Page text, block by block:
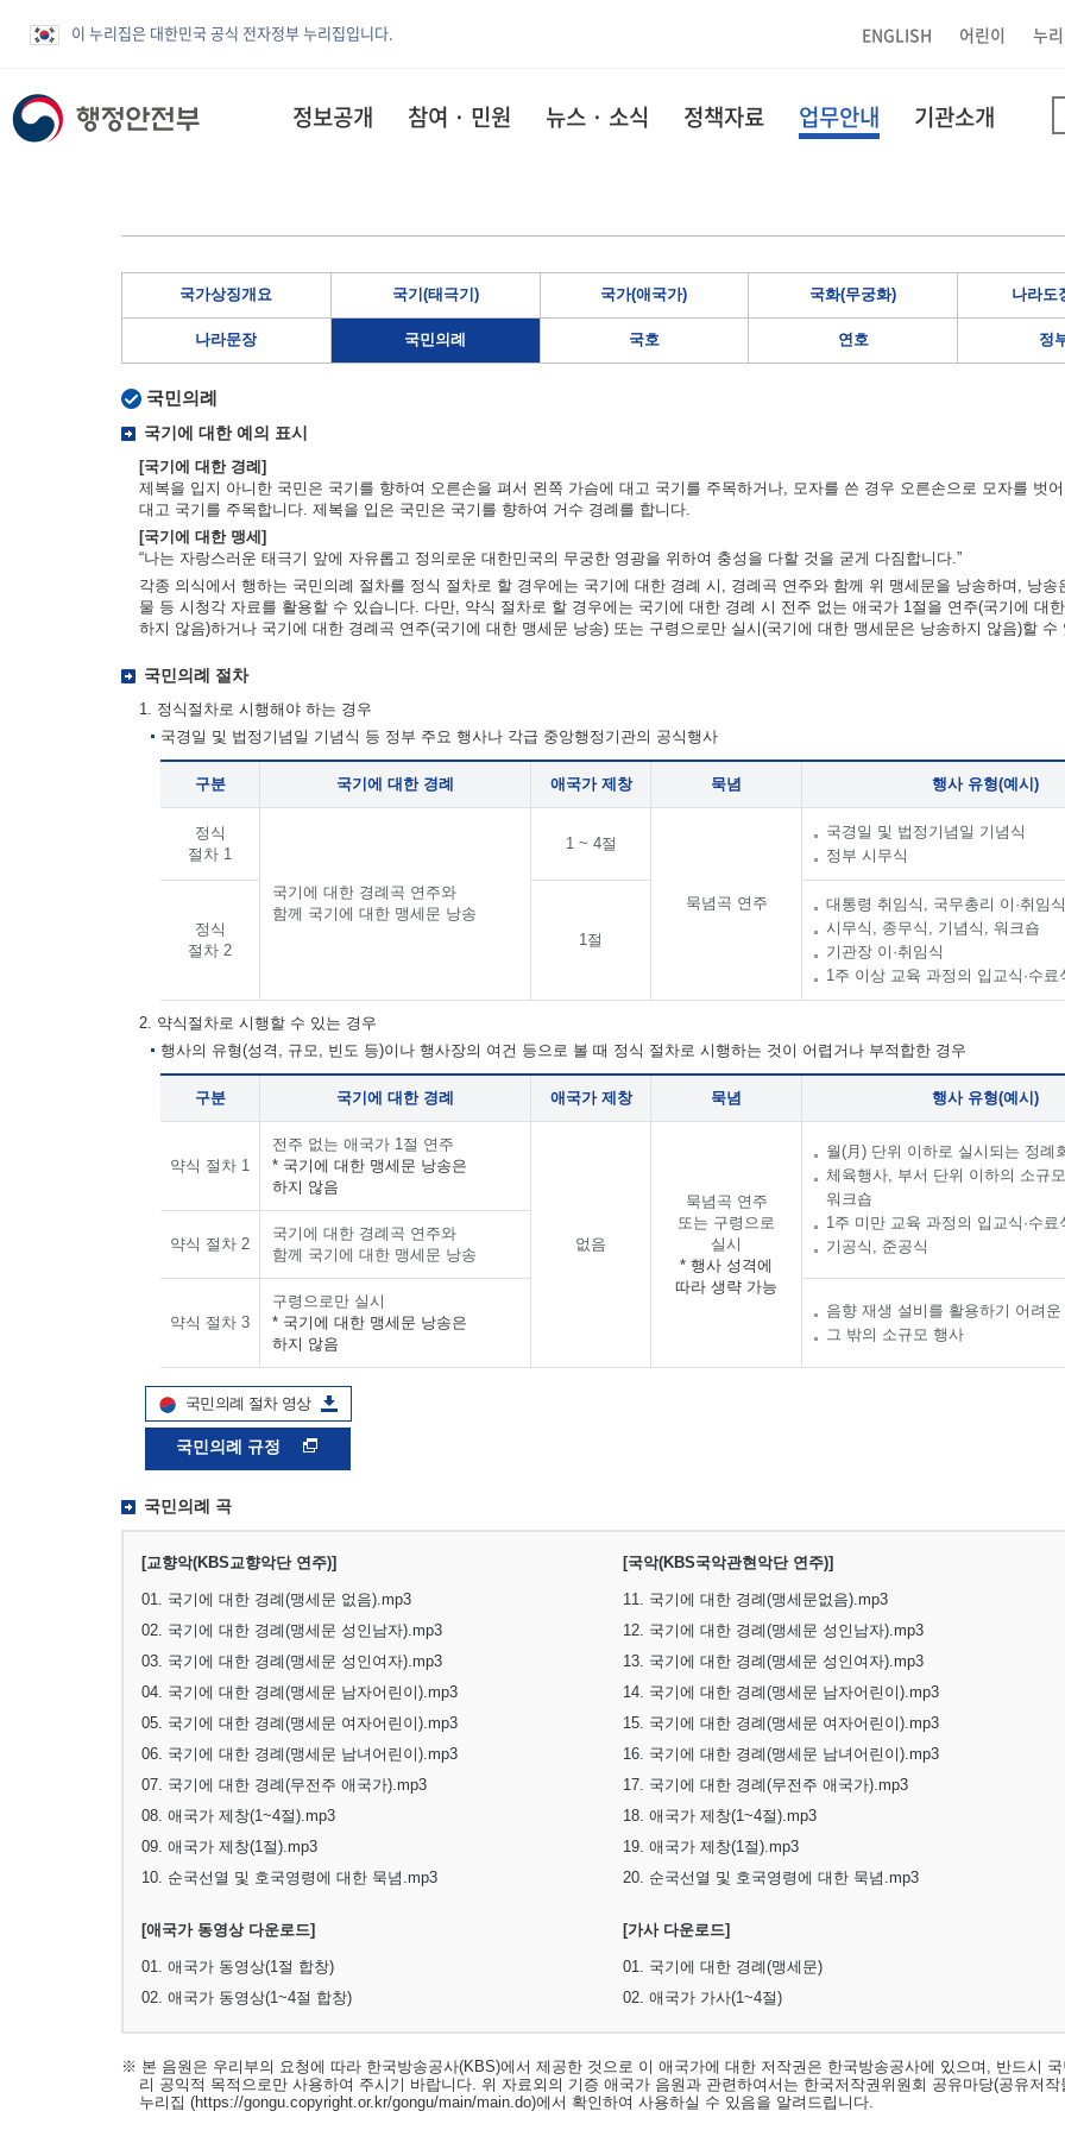
이 누리집은 대한민국 공식 전자정부 누리집입니다. ENGLISH 어린이 누
정보공개 참여 · 민원 뉴스 · 소식 정책자료 업무안내 기관소개
국가상징개요 국기(태극기) 국가(애국가) 국화(무궁화) 나라도
나라문장 국민의례 국호 연호 정
국민의례
국기에 대한 예의 표시
[국기에 대한 경례]
제복을 입지 아니한 국민은 국기를 향하여 오른손을 펴서 왼쪽 가슴에 대고 국기를 주목하거나, 모자를 쓴 경우 오른손으로 모자를 벗
대고 국기를 주목합니다. 제복을 입은 국민은 국기를 향하여 거수 경례를 합니다.
[국기에 대한 맹세]
“나는 자랑스러운 태극기 앞에 자유롭고 정의로운 대한민국의 무궁한 영광을 위하여 충성을 다할 것을 굳게 다짐합니다.”
각종 의식에서 행하는 국민의례 절차를 정식 절차로 할 경우에는 국기에 대한 경례 시, 경례곡 연주와 함께 위 맹세문을 낭송하며, 낭송
물 등 시청각 자료를 활용할 수 있습니다. 다만, 약식 절차로 할 경우에는 국기에 대한 경례 시 전주 없는 애국가 1절을 연주(국기에 대
하지 않음)하거나 국기에 대한 경례곡 연주(국기에 대한 맹세문 낭송) 또는 구령으로만 실시(국기에 대한 맹세문은 낭송하지 않음)할 수
국민의례 절차
1. 정식절차로 시행해야 하는 경우
국경일 및 법정기념일 기념식 등 정부 주요 행사나 각급 중앙행정기관의 공식행사
구분 국기에 대한 경례 애국가 제창 묵념 행사 유형(예시)
정식
절차 1
국기에 대한 경례곡 연주와
함께 국기에 대한 맹세문 낭송
1 ~ 4절
묵념곡 연주
국경일 및 법정기념일 기념식
정부 시무식
정식
절차 2
1절
대통령 취임식, 국무총리 이·취임식
시무식, 종무식, 기념식, 워크숍
기관장 이·취임식
1주 이상 교육 과정의 입교식·수료
2. 약식절차로 시행할 수 있는 경우
행사의 유형(성격, 규모, 빈도 등)이나 행사장의 여건 등으로 볼 때 정식 절차로 시행하는 것이 어렵거나 부적합한 경우
구분 국기에 대한 경례 애국가 제창 묵념 행사 유형(예시)
약식 절차 1
전주 없는 애국가 1절 연주
* 국기에 대한 맹세문 낭송은
하지 않음
없음
묵념곡 연주
또는 구령으로
실시
* 행사 성격에
따라 생략 가능
월(月) 단위 이하로 실시되는 정례
체육행사, 부서 단위 이하의 소규모
워크숍
1주 미만 교육 과정의 입교식·수료
기공식, 준공식
약식 절차 2
국기에 대한 경례곡 연주와
함께 국기에 대한 맹세문 낭송
약식 절차 3
구령으로만 실시
* 국기에 대한 맹세문 낭송은
하지 않음
음향 재생 설비를 활용하기 어려운
그 밖의 소규모 행사
국민의례 절차 영상
국민의례 규정
국민의례 곡
[교향악(KBS교향악단 연주)]
01. 국기에 대한 경례(맹세문 없음).mp3
02. 국기에 대한 경례(맹세문 성인남자).mp3
03. 국기에 대한 경례(맹세문 성인여자).mp3
04. 국기에 대한 경례(맹세문 남자어린이).mp3
05. 국기에 대한 경례(맹세문 여자어린이).mp3
06. 국기에 대한 경례(맹세문 남녀어린이).mp3
07. 국기에 대한 경례(무전주 애국가).mp3
08. 애국가 제창(1~4절).mp3
09. 애국가 제창(1절).mp3
10. 순국선열 및 호국영령에 대한 묵념.mp3
[국악(KBS국악관현악단 연주)]
11. 국기에 대한 경례(맹세문없음).mp3
12. 국기에 대한 경례(맹세문 성인남자).mp3
13. 국기에 대한 경례(맹세문 성인여자).mp3
14. 국기에 대한 경례(맹세문 남자어린이).mp3
15. 국기에 대한 경례(맹세문 여자어린이).mp3
16. 국기에 대한 경례(맹세문 남녀어린이).mp3
17. 국기에 대한 경례(무전주 애국가).mp3
18. 애국가 제창(1~4절).mp3
19. 애국가 제창(1절).mp3
20. 순국선열 및 호국영령에 대한 묵념.mp3
[애국가 동영상 다운로드]
01. 애국가 동영상(1절 합창)
02. 애국가 동영상(1~4절 합창)
[가사 다운로드]
01. 국기에 대한 경례(맹세문)
02. 애국가 가사(1~4절)
※ 본 음원은 우리부의 요청에 따라 한국방송공사(KBS)에서 제공한 것으로 이 애국가에 대한 저작권은 한국방송공사에 있으며, 반드시 국
리 공익적 목적으로만 사용하여 주시기 바랍니다. 위 자료외의 기증 애국가 음원과 관련하여서는 한국저작권위원회 공유마당(공유저작
누리집 (https://gongu.copyright.or.kr/gongu/main/main.do)에서 확인하여 사용하실 수 있음을 알려드립니다.